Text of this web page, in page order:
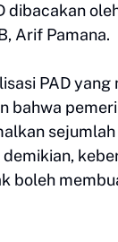
dibacakan
Arif Pamana.
PAD
bahwa
boleh